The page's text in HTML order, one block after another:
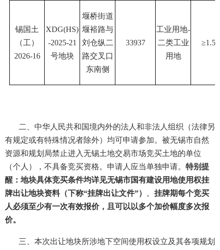
锡国土
（工）
2026-16
XDG(HS)
-2025-21
号地块
堰桥街道
堰裕路与
刘仓纵二
路交叉口
东南侧
33937
工业用地-
二类工业
用地
≥1.5
二、中华人民共和国境内外的法人和非法人组织（法律另
有规定或有特殊情况者除外）均可申请参加。被无锡市自然
资源和规划局禁止进入无锡土地交易市场竞买土地的单位
（个人），不具备竞买资格。申请人应当单独申请。 特别提
醒：地块具体竞买条件均详见无锡市国有建设用地使用权挂
牌出让地块资料（下称“挂牌出让文件”） 。 挂牌期每个竞买
人必须至少有一次有效报价，且可以以多个加价幅度多次报
价。
三、本次出让地块所涉地下空间使用权设立及其各项规划